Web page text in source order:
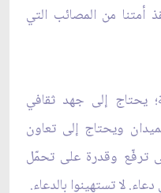
أمتنا من المصائب التي
يحتاج إلى جهد ثقافي
ويحتاج إلى تعاون
ترفّع وقدرة على تحمّل
لا تستهينوا بالدعاء.